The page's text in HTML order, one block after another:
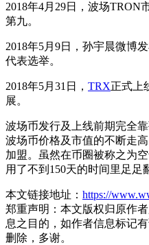
2018年4月29日，波场TRON
第九。
2018年5月9日，孙宇晨微博
代表选举。
2018年5月31日， TRX正式上
展。
波场币发行及上线前期完全
波场币价格及市值的不断走
加盟。虽然在币圈被称之为
用了不到150天的时间里足足
本文链接地址： https://
郑重声明：本文版权归原作
息之目的，如作者信息标记
删除，多谢。